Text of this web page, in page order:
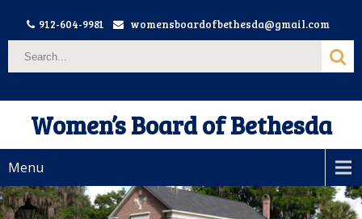
912-604-9981 womensboardofbethesda@gmail.com
Women’s Board of Bethesda
Menu